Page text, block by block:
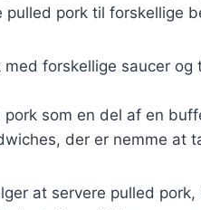
pork til forskellige
med forskellige saucer
pork som en del af en
der er nemme at
at servere pulled